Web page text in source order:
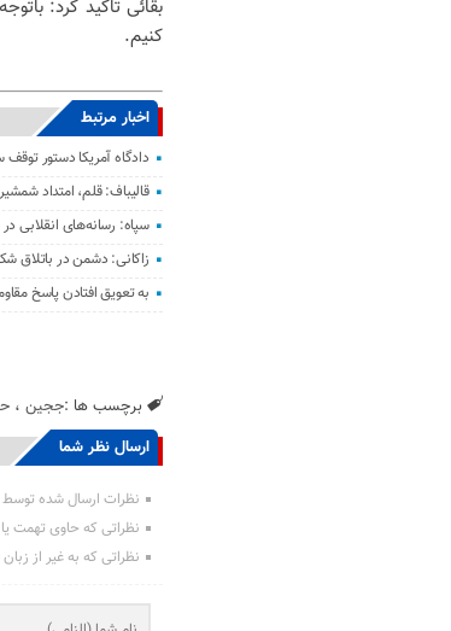
بقائی تاکید کرد:
کنیم.
اخبار مرتبط
دادگاه آمریکا دستور توقف ساخت سالن ۴۰۰ میلیون
قالیباف: قلم، امتداد
سپاه: رسانه‌های انقلابی
زاکانی: دشمن در
به تعویق افتادن پاسخ
برچسب ها :ججین ،
ارسال نظر شما
نظرات ارسال شده
نظراتی که حاوی تهمت
نظراتی که به غیر از